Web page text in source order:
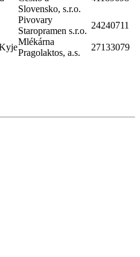
Slovensko, s.r.o.
Pivovary
Staropramen s.r.o.
24240711
Mlékárna
Pragolaktos, a.s.
27133079